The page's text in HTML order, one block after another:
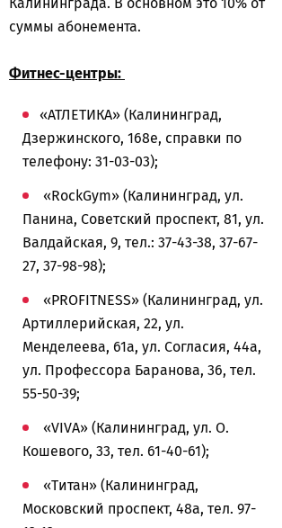
суммы абонемента.
Фитнес-центры:
«АТЛЕТИКА» (Калининград,
Дзержинского, 168е, справки по
телефону: 31-03-03);
«RockGym» (Калининград, ул.
Панина, Советский проспект, 81, ул.
Валдайская, 9, тел.: 37-43-38, 37-67-
27, 37-98-98);
«PROFITNESS» (Калининград, ул.
Артиллерийская, 22, ул.
Менделеева, 61а, ул. Согласия, 44а,
ул. Профессора Баранова, 36, тел.
55-50-39;
«VIVA» (Калининград, ул. О.
Кошевого, 33, тел. 61-40-61);
«Титан» (Калининград,
Московский проспект, 48а, тел. 97-